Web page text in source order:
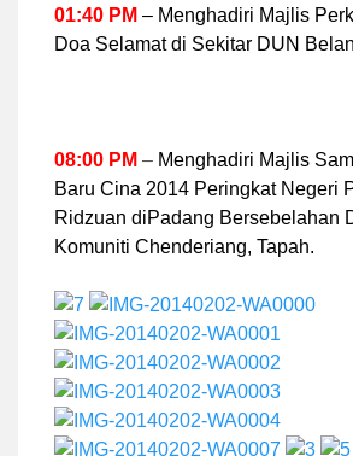
01:40 PM – Menghadiri Majlis
Doa Selamat di Sekitar DUN
08:00 PM – Menghadiri Majlis
Baru Cina 2014 Peringkat Negeri
Ridzuan diPadang Bersebelahan
Komuniti Chenderiang, Tapah.